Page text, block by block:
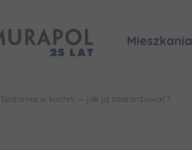
Mieszkania
Spiżarnia w kuchni — jak ją zaaranżować?